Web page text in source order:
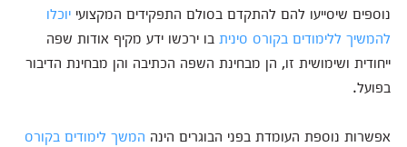
נוספים שיסייעו להם להתקדם בסולם התפקידים המקצועי יוכלו
להמשיך ללימודים בקורס סיניתבו ירכשו ידע מקיף אודות שפה
ייחודית ושימושית זו, הן מבחינת השפה הכתיבה והן מבחינת הדיבור
בפועל.
אפשרות נוספת העומדת בפני הבוגרים הינה המשך לימודים בקורס